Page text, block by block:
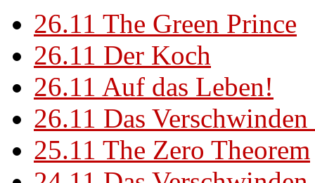
26.11 The Green Prince
26.11 Der Koch
26.11 Auf das Leben!
26.11 Das
25.11 The Zero Theorem